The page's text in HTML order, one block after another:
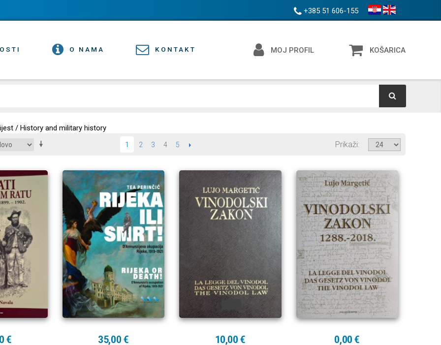
+385 51 606-155
O NAMA KONTAKT MOJ PROFIL KOŠARICA
/ History and military history
Prikaži
1 2 3 4 5 SLIJEDEĆI
€ 35,00 € 10,00 € 0,00 €